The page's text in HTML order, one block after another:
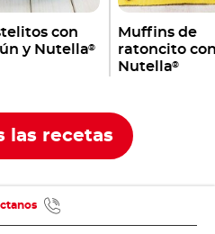
con
y Nutella®
Muffins de
ratoncito
Nutella®
las recetas